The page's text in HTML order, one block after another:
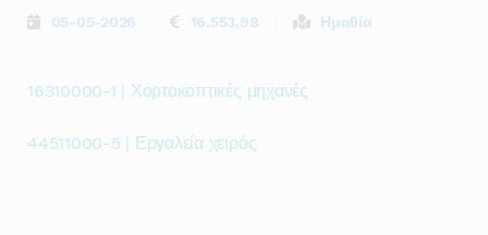
05-05-2026 16.553,98 Ημαθία
16310000-1 | Χορτοκοπτικές μηχανές
44511000-5 | Εργαλεία χειρός